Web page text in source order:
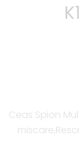
Ceas Spion